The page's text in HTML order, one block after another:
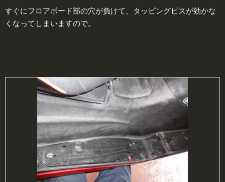
すぐにフロアボード部の穴が負けて、タッピングビスが効かな
くなってしまいますので。